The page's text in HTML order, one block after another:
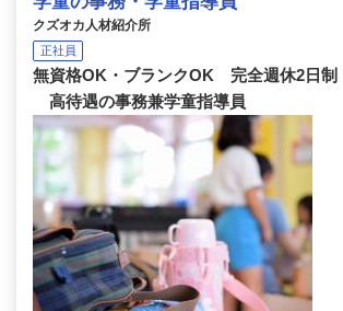
クズオカ人材紹介所
正社員
無資格OK・ブランクOK 完全週休2日制
高待遇の事務兼学童指導員